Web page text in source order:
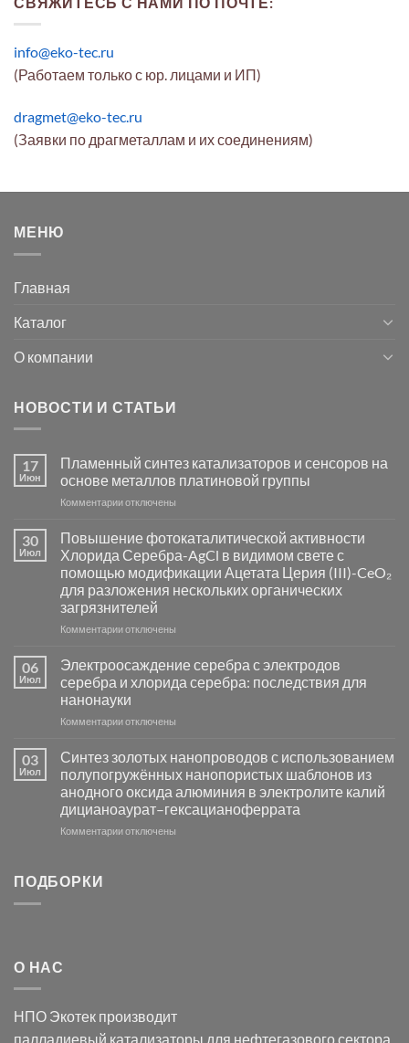
info@eko-tec.ru
(Работаем только с юр. лицами и ИП)
dragmet@eko-tec.ru
(Заявки по драгметаллам и их соединениям)
МЕНЮ
Главная
Каталог
О компании
НОВОСТИ И СТАТЬИ
17
Июн
Пламенный синтез катализаторов и сенсоров на
основе металлов платиновой группы
Комментариик
Пламенный
синтез
катализаторов
и
сенсоров
на
основе
группы
отключены
30
Июл
Повышение фотокаталитической активности
Хлорида Серебра-AgCl в видимом свете с
помощью модификации Ацетата Церия (III)-CeO₂
для разложения нескольких органических
загрязнителей
Комментариик
фотокаталитической
активности
Хлорида
Серебра-
в
видимом
свете
с
помощью
модификации
отключены
06
Июл
Электроосаждение серебра с электродов
серебра и хлорида серебра: последствия для
нанонауки
Комментариик
серебра
с
электродов
серебра
и
отключены
03
Июл
Синтез золотых нанопроводов с использованием
полупогружённых нанопористых шаблонов из
анодного оксида алюминия в электролите калий
дицианоаурат–гексацианоферрата
Комментариик
оксида
отключены
ПОДБОРКИ
О НАС
НПО Экотек производит
палладиевый катализаторы для нефтегазового сектора,